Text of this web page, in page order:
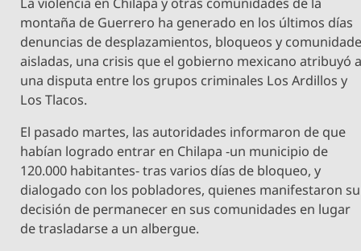
montaña de Guerrero ha generado en los últimos días
denuncias de desplazamientos, bloqueos y
aisladas, una crisis que el gobierno mexicano atribuyó
una disputa entre los grupos criminales Los Ardillos y
Los Tlacos.
El pasado martes, las autoridades informaron de que
habían logrado entrar en Chilapa -un municipio de
120.000 habitantes- tras varios días de bloqueo, y
dialogado con los pobladores, quienes manifestaron su
decisión de permanecer en sus comunidades en lugar
de trasladarse a un albergue.